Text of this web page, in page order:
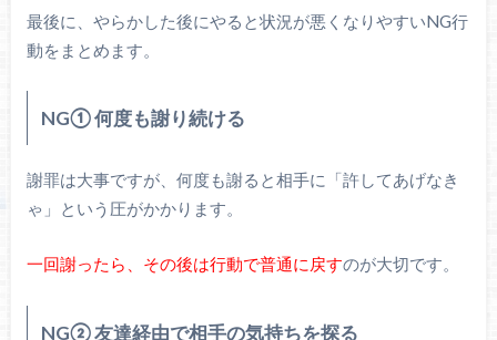
最後に、やらかした後にやると状況が悪くなりやすいNG行
動をまとめます。
NG① 何度も謝り続ける
謝罪は大事ですが、何度も謝ると相手に「許してあげなき
ゃ」という圧がかかります。
一回謝ったら、その後は行動で普通に戻すのが大切です。
NG② 友達経由で相手の気持ちを探る